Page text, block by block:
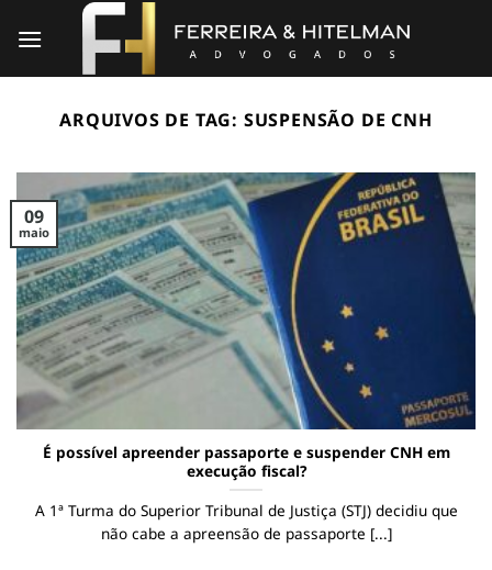
ARQUIVOS DE TAG: SUSPENSÃO DE CNH
É possível apreender passaporte e suspender CNH em
execução fiscal?
A 1ª Turma do Superior Tribunal de Justiça (STJ) decidiu que
não cabe a apreensão de passaporte [...]
09
maio